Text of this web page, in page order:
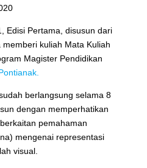
Edisi Pertama, disusun dari
kuliah Mata Kuliah
Magister Pendidikan
berlangsung selama 8
dengan memperhatikan
pemahaman
mengenai representasi
visual.